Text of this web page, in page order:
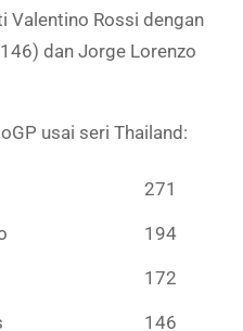
Valentino Rossi dengan
dan Jorge Lorenzo
usai seri Thailand:
271
194
172
146